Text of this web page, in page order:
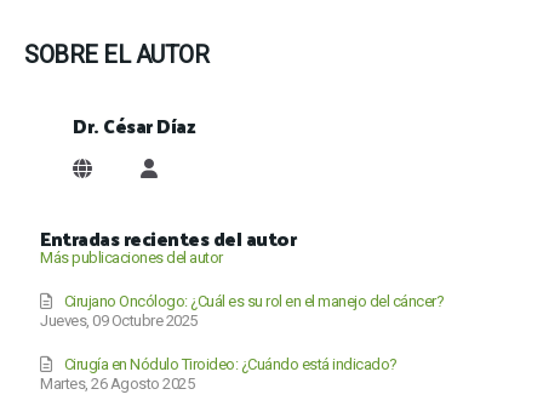
SOBRE EL AUTOR
Dr. César Díaz
Dr. César Díaz
Entradas recientes del autor
Más publicaciones del autor
Jueves, 09 Octubre 2025
Cirujano Oncólogo: ¿Cuál es su rol en el manejo del cáncer?
Martes, 26 Agosto 2025
Cirugía en Nódulo Tiroideo: ¿Cuándo está indicado?